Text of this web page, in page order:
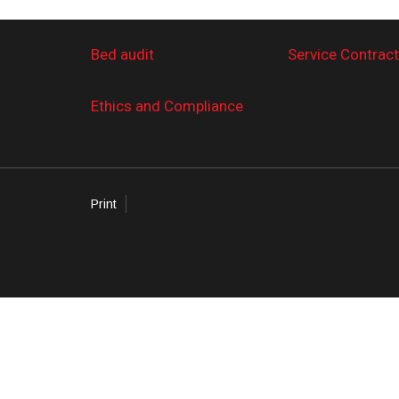
Bed audit Service
Ethics and Compliance
Print